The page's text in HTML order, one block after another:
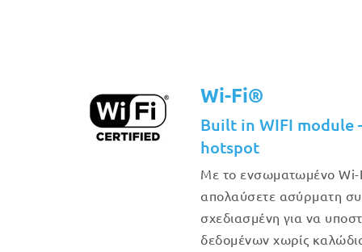
Wi-Fi®
Built in WIFI module
hotspot
Με το ενσωματωμένο Wi-
απολαύσετε ασύρματη
σχεδιασμένη για να
δεδομένων χωρίς